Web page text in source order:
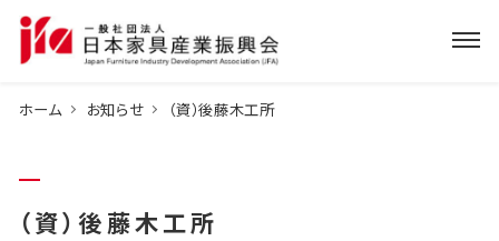
ホーム お知らせ （資）後藤木工所
（資）後藤木工所